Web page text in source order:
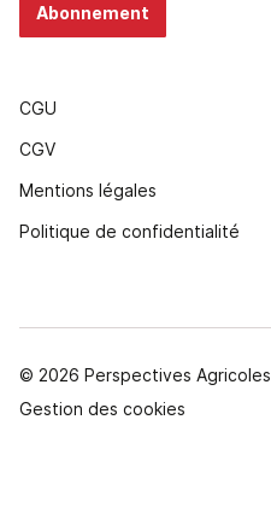
Abonnement
CGU
CGV
Mentions légales
Politique de confidentialité
© 2026 Perspectives Agricoles
Gestion des cookies